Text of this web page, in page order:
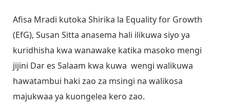
Afisa Mradi kutoka Shirika la Equality for Growth
(EfG), Susan Sitta anasema hali ilikuwa siyo ya
kuridhisha kwa wanawake katika masoko mengi
jijini Dar es Salaam kwa kuwa wengi walikuwa
hawatambui haki zao za msingi na walikosa
majukwaa ya kuongelea kero zao.